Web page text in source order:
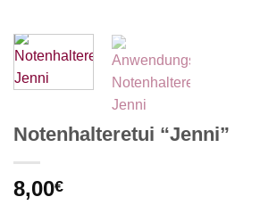
Notenhalteretui “Jenni”
8,00€